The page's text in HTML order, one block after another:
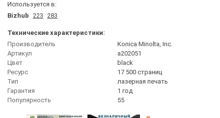
Используется в:
Bizhub 223 283
Технические характеристики:
Производитель
Konica Minolta, Inc.
Артикул
a202051
Цвет
black
Ресурс
17 500 страниц
Тип
лазерная печать
Гарантия
1 год
Популярность
55